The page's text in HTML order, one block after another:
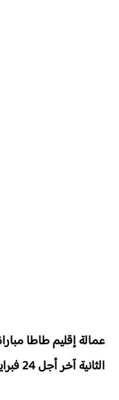
عمالة إقليم طاطا
الثانيةآخر أجل24 فبراير 2026